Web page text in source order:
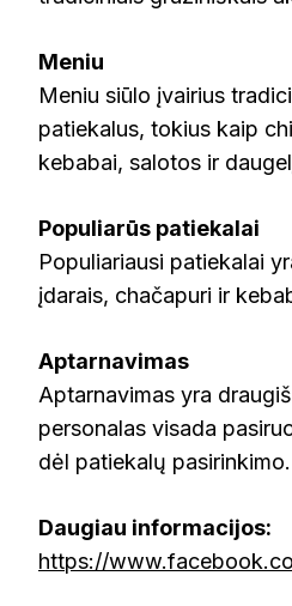
Meniu
Meniu siūlo įvairius
patiekalus, tokius kaip
kebabai, salotos ir
Populiarūs patiekalai
Populiariausi patiekalai
įdarais, chačapuri ir
Aptarnavimas
Aptarnavimas yra
personalas visada
dėl patiekalų pasirinkimo.
Daugiau informacijos:
https://